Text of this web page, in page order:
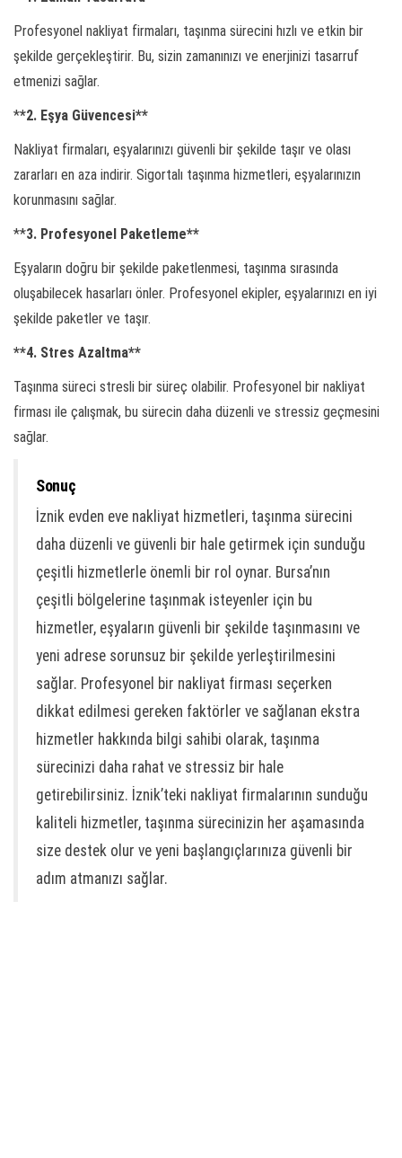
Profesyonel nakliyat firmaları, taşınma sürecini hızlı ve etkin bir
şekilde gerçekleştirir. Bu, sizin zamanınızı ve enerjinizi tasarruf
etmenizi sağlar.
**2. Eşya Güvencesi**
Nakliyat firmaları, eşyalarınızı güvenli bir şekilde taşır ve olası
zararları en aza indirir. Sigortalı taşınma hizmetleri, eşyalarınızın
korunmasını sağlar.
**3. Profesyonel Paketleme**
Eşyaların doğru bir şekilde paketlenmesi, taşınma sırasında
oluşabilecek hasarları önler. Profesyonel ekipler, eşyalarınızı en iyi
şekilde paketler ve taşır.
**4. Stres Azaltma**
Taşınma süreci stresli bir süreç olabilir. Profesyonel bir nakliyat
firması ile çalışmak, bu sürecin daha düzenli ve stressiz geçmesini
sağlar.
Sonuç
İznik evden eve nakliyat hizmetleri, taşınma sürecini
daha düzenli ve güvenli bir hale getirmek için sunduğu
çeşitli hizmetlerle önemli bir rol oynar. Bursa’nın
çeşitli bölgelerine taşınmak isteyenler için bu
hizmetler, eşyaların güvenli bir şekilde taşınmasını ve
yeni adrese sorunsuz bir şekilde yerleştirilmesini
sağlar. Profesyonel bir nakliyat firması seçerken
dikkat edilmesi gereken faktörler ve sağlanan ekstra
hizmetler hakkında bilgi sahibi olarak, taşınma
sürecinizi daha rahat ve stressiz bir hale
getirebilirsiniz. İznik’teki nakliyat firmalarının sunduğu
kaliteli hizmetler, taşınma sürecinizin her aşamasında
size destek olur ve yeni başlangıçlarınıza güvenli bir
adım atmanızı sağlar.